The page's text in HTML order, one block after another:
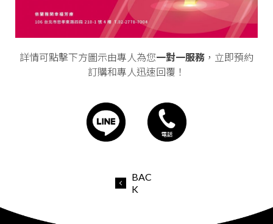
詳情可點擊下方圖示由專人為您一對一服務 ，立即預約
訂購和專人迅速回覆！
BAC
K